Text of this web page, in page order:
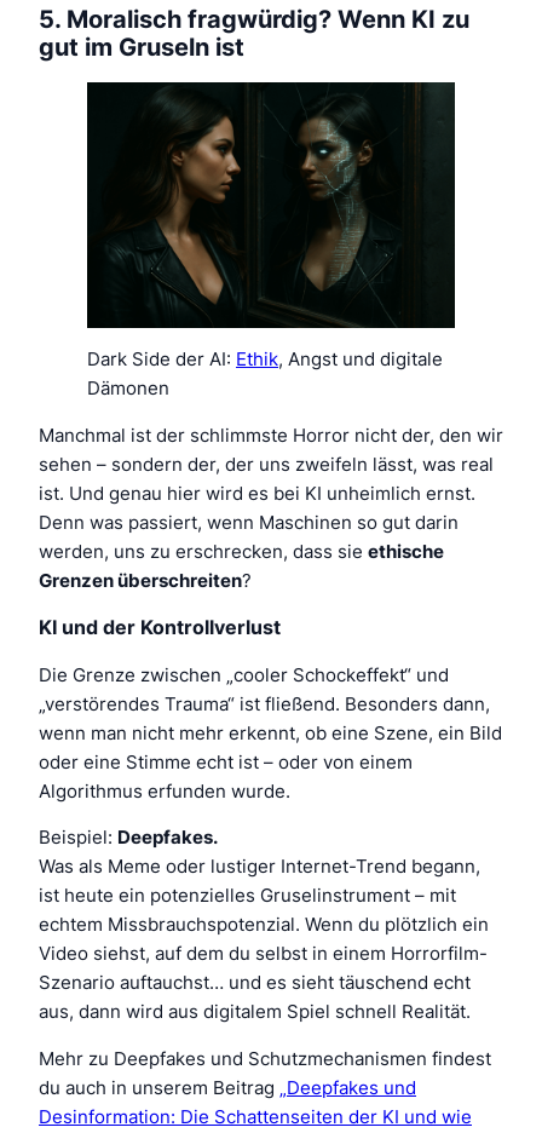
5. Moralisch fragwürdig? Wenn KI zu
gut im Gruseln ist
Dark Side der AI: Ethik, Angst und digitale
Dämonen
Manchmal ist der schlimmste Horror nicht der, den wir
sehen – sondern der, der uns zweifeln lässt, was real
ist. Und genau hier wird es bei KI unheimlich ernst.
Denn was passiert, wenn Maschinen so gut darin
werden, uns zu erschrecken, dass sie ethische
Grenzen überschreiten?
KI und der Kontrollverlust
Die Grenze zwischen „cooler Schockeffekt“ und
„verstörendes Trauma“ ist fließend. Besonders dann,
wenn man nicht mehr erkennt, ob eine Szene, ein Bild
oder eine Stimme echt ist – oder von einem
Algorithmus erfunden wurde.
Beispiel: Deepfakes.
Was als Meme oder lustiger Internet-Trend begann,
ist heute ein potenzielles Gruselinstrument – mit
echtem Missbrauchspotenzial. Wenn du plötzlich ein
Video siehst, auf dem du selbst in einem Horrorfilm-
Szenario auftauchst… und es sieht täuschend echt
aus, dann wird aus digitalem Spiel schnell Realität.
Mehr zu Deepfakes und Schutzmechanismen findest
du auch in unserem Beitrag „Deepfakes und
Desinformation: Die Schattenseiten der KI und wie